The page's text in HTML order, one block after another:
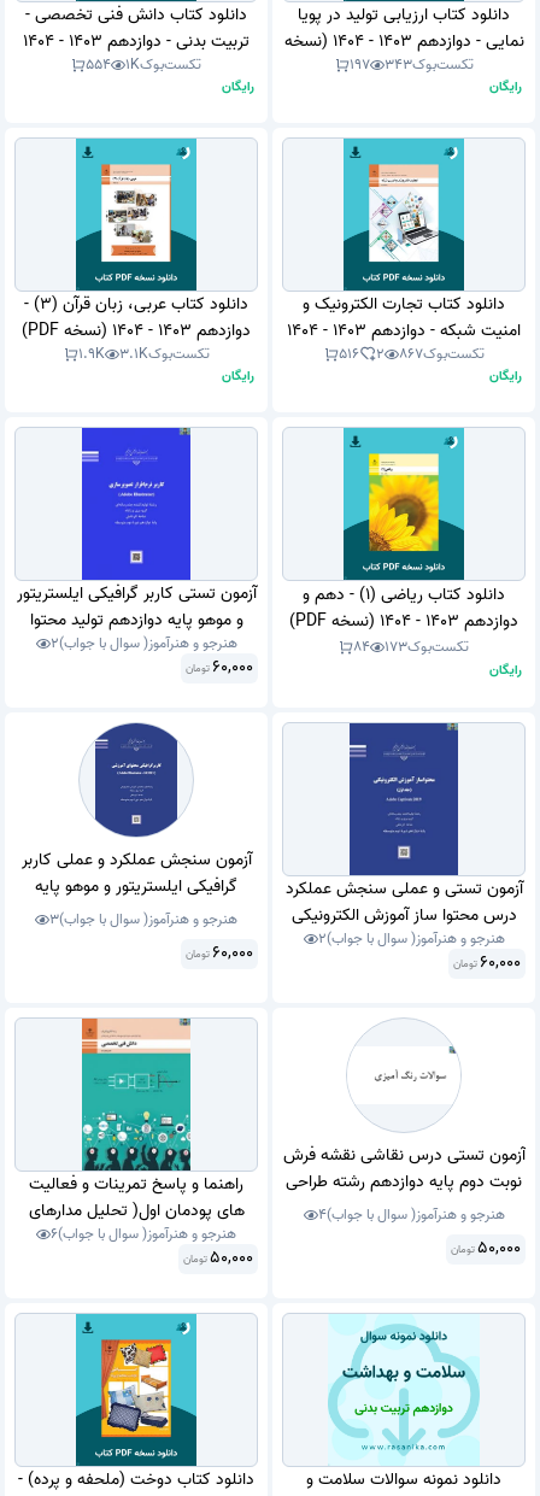
دانلود کتاب ارزیابی تولید در پویا
نمایی - دوازدهم 1403 - 1404 (نسخه
PDF)تکست‌بوک343
197
رایگان
دانلود کتاب دانش فنی تخصصی -
تربیت بدنی - دوازدهم 1403 - 1404
(نسخه PDF)
تکست‌بوک1K
554
رایگان
دانلود کتاب تجارت الکترونیک و
امنیت شبکه - دوازدهم 1403 - 1404
(نسخه PDF)تکست‌بوک867
2
516
رایگان
دانلود کتاب عربی، زبان قرآن (3) -
دوازدهم 1403 - 1404 (نسخه PDF)
تکست‌بوک3.1K
1.9K
رایگان
دانلود کتاب ریاضی (1) - دهم و
دوازدهم 1403 - 1404 (نسخه PDF)
تکست‌بوک173
84
رایگان
آزمون تستی کاربر گرافیکی ایلستریتور
و موهو پایه دوازدهم تولید محتوا
شاخه کاردانش خرداد 1403 با جواب .
هنرجو و هنرآموز( سوال با جواب)2
60,000 تومان
آزمون تستی و عملی سنجش عملکرد
درس محتوا ساز آموزش الکترونیکی
مبحث کپتویت ، اتوپلی ( captivateهنرجو و هنرآموز( سوال با جواب)2
60,000 تومان
آزمون سنجش عملکرد و عملی کاربر
گرافیکی ایلستریتور و موهو پایه
دوازدهم تولید محتوا و انیمیشن
شاخه کاردانش خرداد 1403 با جواب .
هنرجو و هنرآموز( سوال با جواب)3
60,000 تومان
آزمون تستی درس نقاشی نقشه فرش
نوبت دوم پایه دوازدهم رشته طراحی
و نقاشی فرش با جواب (40 سوال )
قابل ویرایش مناسب هنرجویان و
هنرجو و هنرآموز( سوال با جواب)4
50,000تومان
راهنما و پاسخ تمرینات و فعالیت
های پودمان اول( تحلیل مدارهای
الکتریکی ) تا پنجم ( کسب اطلاعات
فنی) درس دانش فنی تخصصی پایه
هنرجو و هنرآموز( سوال با جواب)6
50,000تومان
دانلود نمونه سوالات سلامت و
دانلود کتاب دوخت (ملحفه و پرده) -